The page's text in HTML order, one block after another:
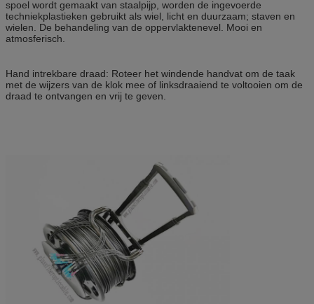
spoel wordt gemaakt van staalpijp, worden de ingevoerde
techniekplastieken gebruikt als wiel, licht en duurzaam; staven en
wielen. De behandeling van de oppervlaktenevel. Mooi en
atmosferisch.
Hand intrekbare draad: Roteer het windende handvat om de taak
met de wijzers van de klok mee of linksdraaiend te voltooien om de
draad te ontvangen en vrij te geven.